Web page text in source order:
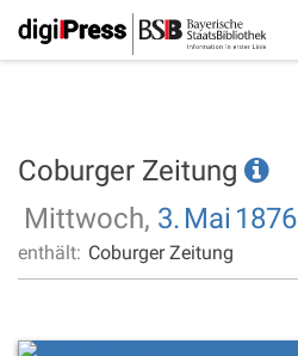
Coburger Zeitung
Mittwoch, 3. Mai 1876
enthält: Coburger Zeitung